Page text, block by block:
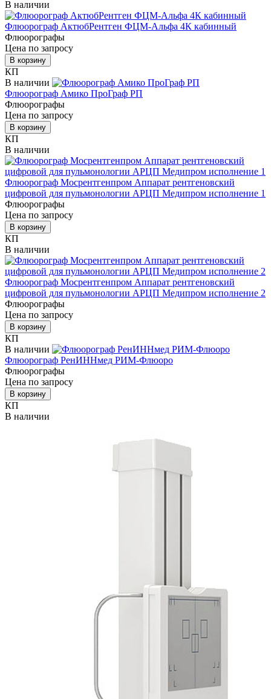
В наличии
Флюорограф АктюбРентген ФЦМ-Альфа 4К кабинный
Флюорографы
Цена по запросу
В корзину
КП
В наличии
Флюорограф Амико ПроГраф РП
Флюорографы
Цена по запросу
В корзину
КП
В наличии
Флюорограф Мосрентгенпром Аппарат рентгеновский
цифровой для пульмонологии АРЦП Медипром исполнение 1
Флюорографы
Цена по запросу
В корзину
КП
В наличии
Флюорограф Мосрентгенпром Аппарат рентгеновский
цифровой для пульмонологии АРЦП Медипром исполнение 2
Флюорографы
Цена по запросу
В корзину
КП
В наличии
Флюорограф РенИННмед РИМ-Флюоро
Флюорографы
Цена по запросу
В корзину
КП
В наличии